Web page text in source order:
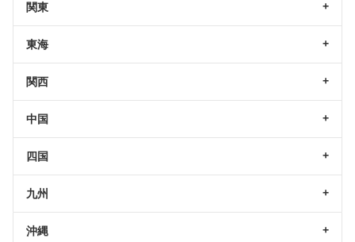
関東
東海
関西
中国
四国
九州
沖縄